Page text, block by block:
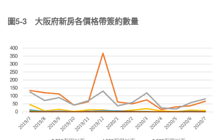
圖5-3 大阪府新房各價格帶簽約數量